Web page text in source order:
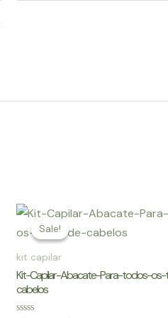
Sale!
Sale!
kit capilar
Kit-Capilar-Abacate-Para-todos-
cabelos